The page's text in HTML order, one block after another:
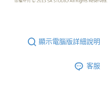
顯示電腦版詳細說明
客服